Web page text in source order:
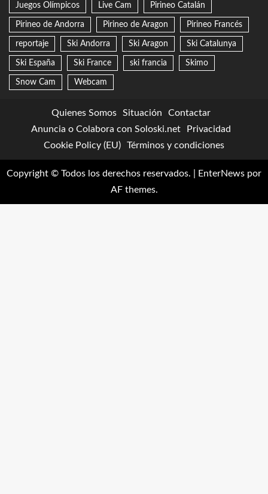
Juegos Olímpicos Live Cam Pirineo Catalán
Pirineo de Andorra Pirineo de Aragon Pirineo Francés
reportaje Ski Andorra Ski Aragon Ski Catalunya
Ski España Ski France ski francia Skimo
Snow Cam Webcam
Quienes Somos Situación
Contactar
Anuncia o Colabora con Soloski.net
Privacidad
Cookie Policy (EU)
Términos y condiciones
Copyright © Todos los derechos reservados. EnterNews por
AF themes.